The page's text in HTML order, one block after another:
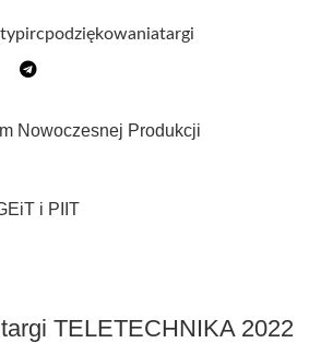
pircpodziękowaniatargi
Nowoczesnej Produkcji
i PIIT
TELETECHNIKA 2022